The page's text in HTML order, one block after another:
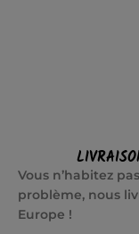
Vous n’habitez
problème, nous
Europe !